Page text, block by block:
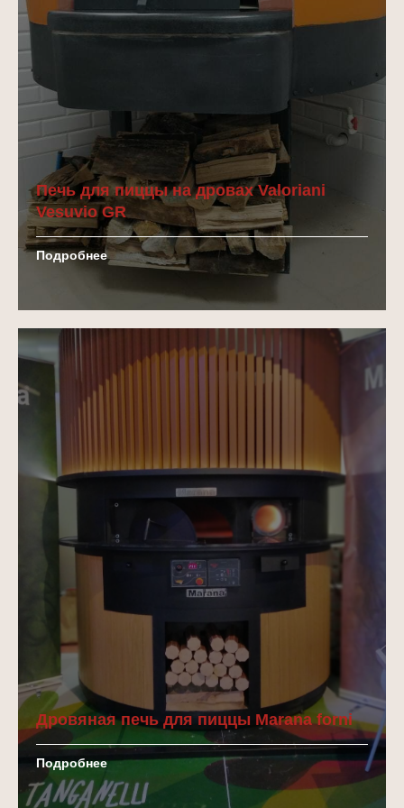
Печь для пиццы на дровах Valoriani
Vesuvio GR
Подробнее
Дровяная печь для пиццы Marana forni
Подробнее
ВСЕДЛЯ
ИДЕАЛЬНОЙ
ПИЦЦЫ
пиццайоло и пекарей
Професиональная мука для пиццы